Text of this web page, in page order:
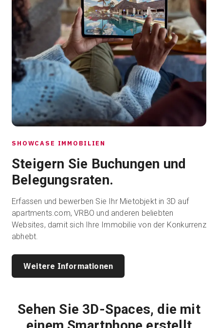
SHOWCASE IMMOBILIEN
Steigern Sie Buchungen und
Belegungsraten.
Erfassen und bewerben Sie Ihr Mietobjekt in 3D auf
apartments.com, VRBO und anderen beliebten
Websites, damit sich Ihre Immobilie von der Konkurrenz
abhebt.
Weitere Informationen
Sehen Sie 3D-Spaces, die mit